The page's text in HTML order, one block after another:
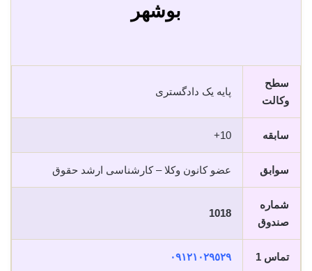
بوشهر
سطح
وکالت
پایه یک دادگستری
سابقه 10+
سوابق عضو کانون وکلا – کارشناسی ارشد حقوق
شماره
صندوق
1018
تماس 1 ٠٩١٢١٠٢٩٥٢٩